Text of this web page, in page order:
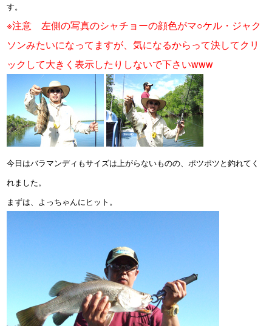
す。
※注意 左側の写真のシャチョーの顔色がマ○ケル・ジャク
ソンみたいになってますが、気になるからって決してクリ
ックして大きく表示したりしないで下さいwww
今日はバラマンディもサイズは上がらないものの、ポツポツと釣れてく
れました。
まずは、よっちゃんにヒット。